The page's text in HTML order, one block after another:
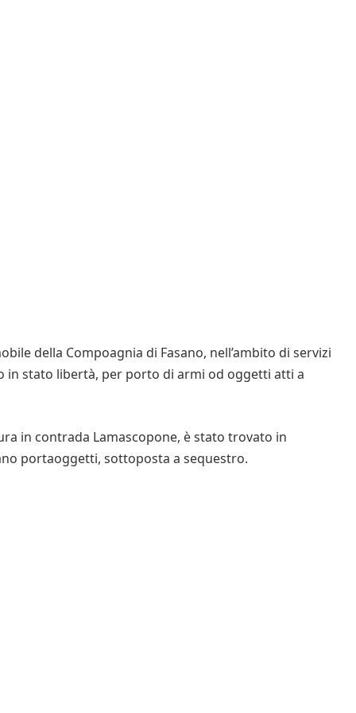
della Compoagnia di Fasano, nell’ambito di servizi
stato libertà, per porto di armi od oggetti atti a
in contrada Lamascopone, è stato trovato in
portaoggetti, sottoposta a sequestro.